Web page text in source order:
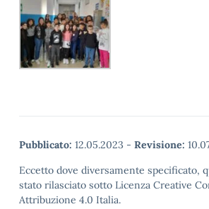
Pubblicato: 12.05.2023 - Revisione:
Eccetto dove diversamente specificato,
stato rilasciato sotto Licenza Creative
Attribuzione 4.0 Italia.